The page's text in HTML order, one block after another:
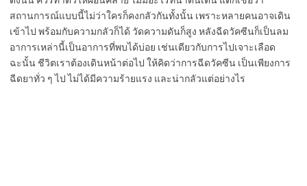
สถานการณ์แบบนี้ไม่ว่าใครก็คงกลัวกันทั้งนั้น เพราะหลายคนอาจเดิน
เข้าไป พร้อมกับความกลัวก็ได้ วัดความดันก็สูง หลังฉีดวัคซีนก็เป็นลม
อาการเหล่านี้เป็นอาการที่พบได้บ่อย เช่นเดียวกับการไปเจาะเลือด
ฉะนั้น ชีวิตเราต้องเดินหน้าต่อไป ให้คิดว่าการฉีดวัคซีน เป็นเพียงการ
ฉีดยาทั่ว ๆ ไป ไม่ได้มีความร้ายแรง และน่ากลัวแต่อย่างไร